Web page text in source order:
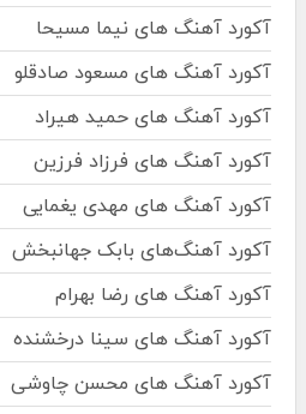
آکورد آهنگ های نیما مسیحا
آکورد آهنگ های مسعود صادقلو
آکورد آهنگ های حمید هیراد
آکورد آهنگ های فرزاد فرزین
آکورد آهنگ های مهدی یغمایی
آکورد آهنگ‌های بابک جهانبخش
آکورد آهنگ های رضا بهرام
آکورد آهنگ های سینا درخشنده
آکورد آهنگ های محسن چاوشی